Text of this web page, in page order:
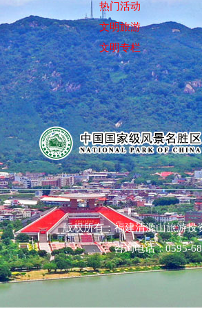
热门活动
文明旅游
文明专栏
版权所有：福建清源山旅游
咨询电话：0595-